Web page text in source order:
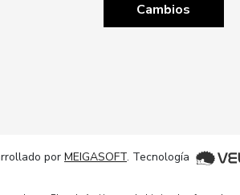
Cambios
por MEIGASOFT. Tecnología